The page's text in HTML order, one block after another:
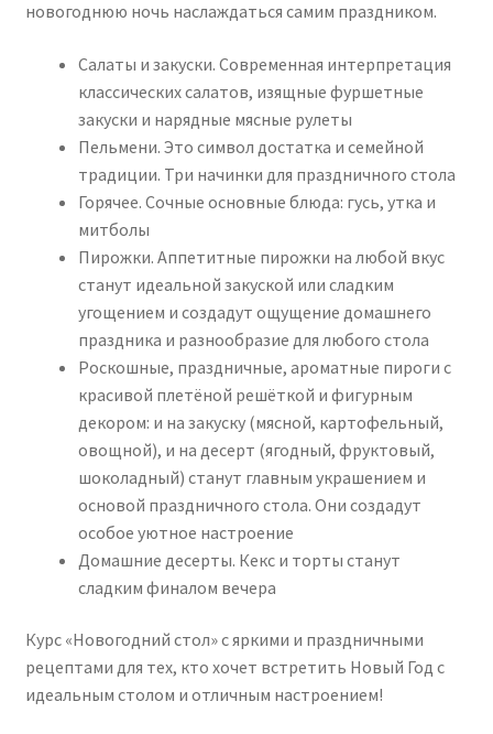
новогоднюю ночь наслаждаться самим праздником.
Салаты и закуски. Современная интерпретация
классических салатов, изящные фуршетные
закуски и нарядные мясные рулеты
Пельмени. Это символ достатка и семейной
традиции. Три начинки для праздничного стола
Горячее. Сочные основные блюда: гусь, утка и
митболы
Пирожки. Аппетитные пирожки на любой вкус
станут идеальной закуской или сладким
угощением и создадут ощущение домашнего
праздника и разнообразие для любого стола
Роскошные, праздничные, ароматные пироги с
красивой плетёной решёткой и фигурным
декором: и на закуску (мясной, картофельный,
овощной), и на десерт (ягодный, фруктовый,
шоколадный) станут главным украшением и
основой праздничного стола. Они создадут
особое уютное настроение
Домашние десерты. Кекс и торты станут
сладким финалом вечера
Курс «Новогодний стол» с яркими и праздничными
рецептами для тех, кто хочет встретить Новый Год с
идеальным столом и отличным настроением!